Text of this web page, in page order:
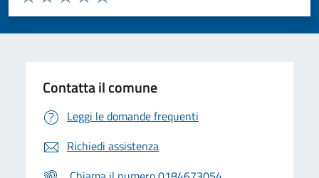
Valuta 5 stelle su 5
Valuta 4 stelle su 5
Valuta 3 stelle su 5
Valuta 2 stelle su 5
Valuta 1 stelle su 5
Contatta il comune
Leggi le domande frequenti
Richiedi assistenza